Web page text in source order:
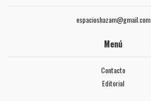
espacioshazam@gmail.com
Menú
Contacto
Editorial